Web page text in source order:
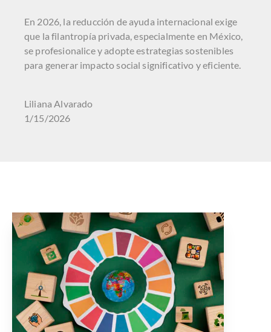
En 2026, la reducción de ayuda internacional exige
que la filantropía privada, especialmente en México,
se profesionalice y adopte estrategias sostenibles
para generar impacto social significativo y eficiente.
Liliana Alvarado
1/15/2026